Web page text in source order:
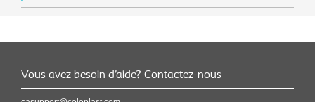
Vous avez besoin d’aide? Contactez-nous